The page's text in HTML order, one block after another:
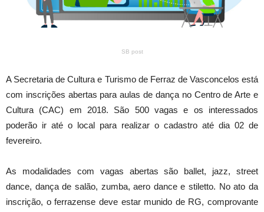
SB post
A Secretaria de Cultura e Turismo de Ferraz de Vasconcelos está
com inscrições abertas para aulas de dança no Centro de Arte e
Cultura (CAC) em 2018. São 500 vagas e os interessados
poderão ir até o local para realizar o cadastro até dia 02 de
fevereiro.
As modalidades com vagas abertas são ballet, jazz, street
dance, dança de salão, zumba, aero dance e stiletto. No ato da
inscrição, o ferrazense deve estar munido de RG, comprovante